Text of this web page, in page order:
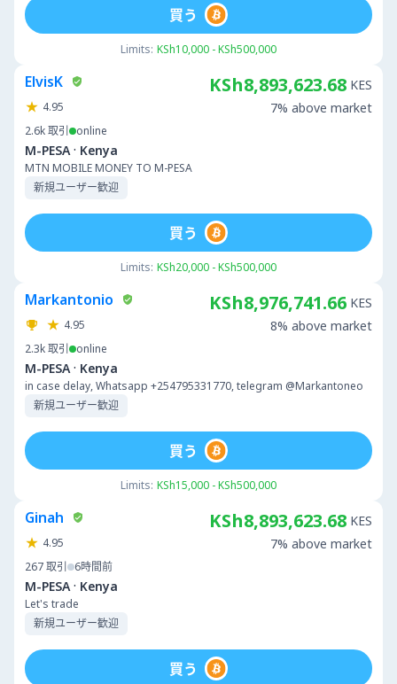
Limits: KSh10,000 - KSh500,000
買う
ElvisK
4.95
2.6k取引 online
M-PESA · Kenya
MTN MOBILE MONEY TO M-PESA
新規ユーザー歓迎
KSh8,893,623.68 KES
7% above market
Limits: KSh20,000 - KSh500,000
買う
Markantonio
4.95
2.3k取引 online
M-PESA · Kenya
in case delay, Whatsapp +254795331770, telegram @Markantoneo
新規ユーザー歓迎
KSh8,976,741.66 KES
8% above market
Limits: KSh15,000 - KSh500,000
買う
Ginah
4.95
267取引 6時間前
M-PESA · Kenya
Let's trade
新規ユーザー歓迎
KSh8,893,623.68 KES
7% above market
買う